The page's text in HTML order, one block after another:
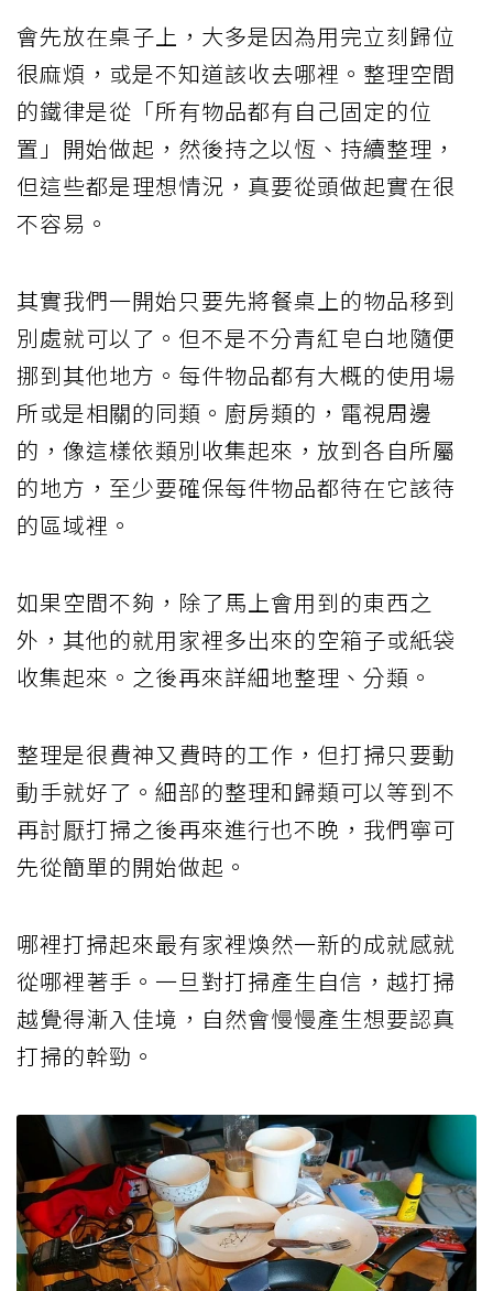
會先放在桌子上，大多是因為用完立刻歸位
很麻煩，或是不知道該收去哪裡。整理空間
的鐵律是從「所有物品都有自己固定的位
置」開始做起，然後持之以恆、持續整理，
但這些都是理想情況，真要從頭做起實在很
不容易。
其實我們一開始只要先將餐桌上的物品移到
別處就可以了。但不是不分青紅皂白地隨便
挪到其他地方。每件物品都有大概的使用場
所或是相關的同類。廚房類的，電視周邊
的，像這樣依類別收集起來，放到各自所屬
的地方，至少要確保每件物品都待在它該待
的區域裡。
如果空間不夠，除了馬上會用到的東西之
外，其他的就用家裡多出來的空箱子或紙袋
收集起來。之後再來詳細地整理、分類。
整理是很費神又費時的工作，但打掃只要動
動手就好了。細部的整理和歸類可以等到不
再討厭打掃之後再來進行也不晚，我們寧可
先從簡單的開始做起。
哪裡打掃起來最有家裡煥然一新的成就感就
從哪裡著手。一旦對打掃產生自信，越打掃
越覺得漸入佳境，自然會慢慢產生想要認真
打掃的幹勁。